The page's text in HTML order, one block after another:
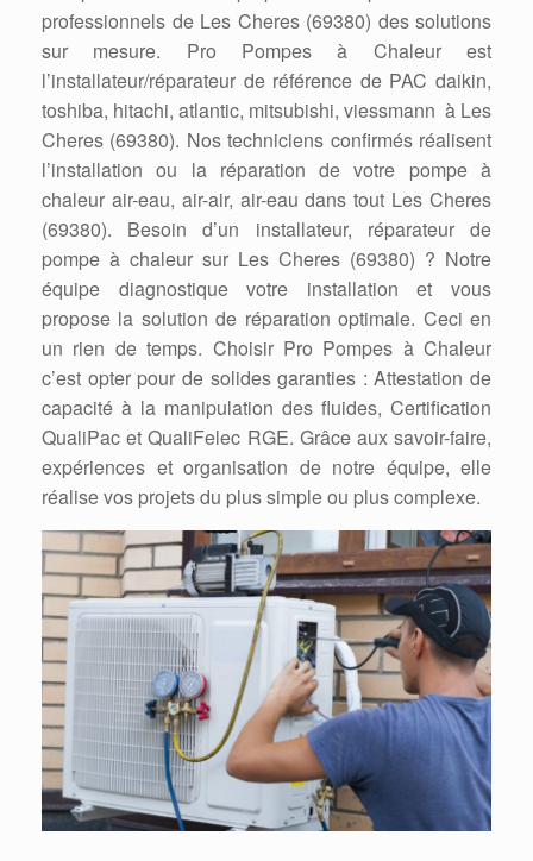
professionnels de Les Cheres (69380) des solutions
sur mesure. Pro Pompes à Chaleur est
l’installateur/réparateur de référence de PAC daikin,
toshiba, hitachi, atlantic, mitsubishi, viessmann à Les
Cheres (69380). Nos techniciens confirmés réalisent
l’installation ou la réparation de votre pompe à
chaleur air-eau, air-air, air-eau dans tout Les Cheres
(69380). Besoin d’un installateur, réparateur de
pompe à chaleur sur Les Cheres (69380) ? Notre
équipe diagnostique votre installation et vous
propose la solution de réparation optimale. Ceci en
un rien de temps. Choisir Pro Pompes à Chaleur
c’est opter pour de solides garanties : Attestation de
capacité à la manipulation des fluides, Certification
QualiPac et QualiFelec RGE. Grâce aux savoir-faire,
expériences et organisation de notre équipe, elle
réalise vos projets du plus simple ou plus complexe.